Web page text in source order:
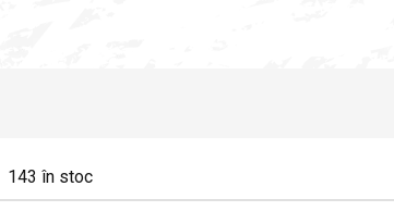
143 în stoc